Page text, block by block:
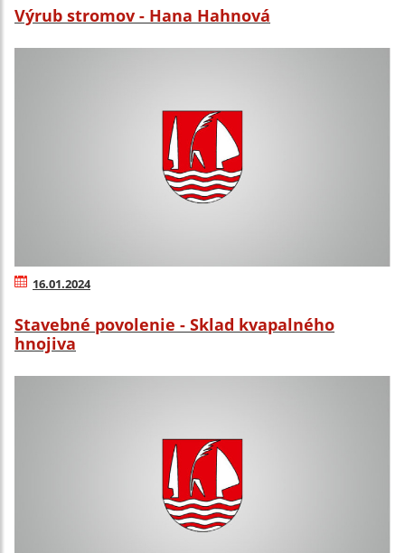
Výrub stromov - Hana Hahnová
16.01.2024
Stavebné povolenie - Sklad kvapalného
hnojiva